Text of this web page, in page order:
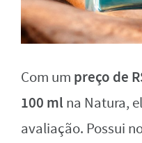
Com um preço de
100 ml na Natura,
avaliação. Possui